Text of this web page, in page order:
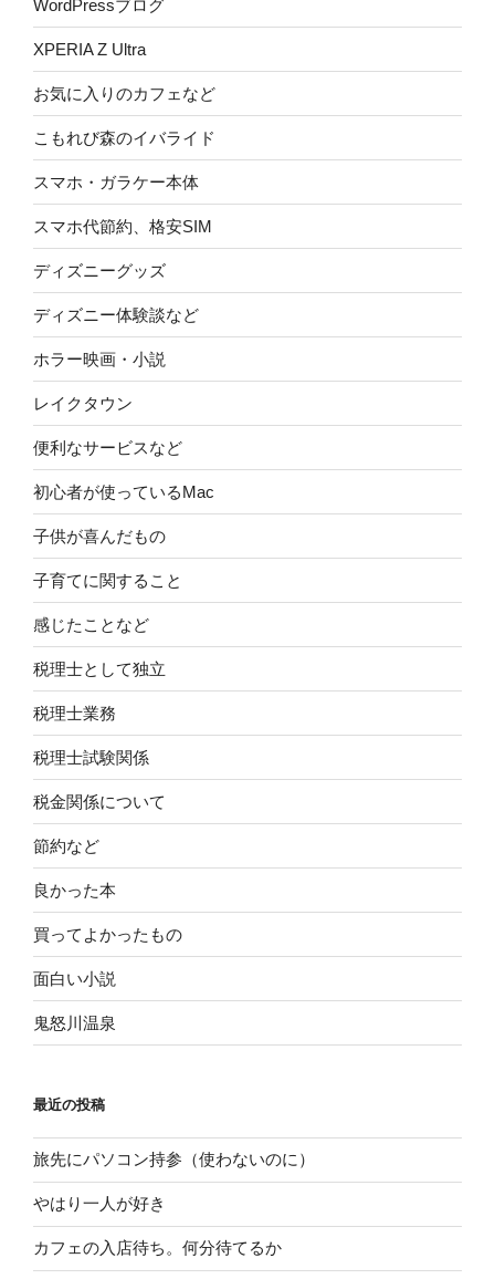
WordPressブログ
XPERIA Z Ultra
お気に入りのカフェなど
こもれび森のイバライド
スマホ・ガラケー本体
スマホ代節約、格安SIM
ディズニーグッズ
ディズニー体験談など
ホラー映画・小説
レイクタウン
便利なサービスなど
初心者が使っているMac
子供が喜んだもの
子育てに関すること
感じたことなど
税理士として独立
税理士業務
税理士試験関係
税金関係について
節約など
良かった本
買ってよかったもの
面白い小説
鬼怒川温泉
最近の投稿
旅先にパソコン持参（使わないのに）
やはり一人が好き
カフェの入店待ち。何分待てるか